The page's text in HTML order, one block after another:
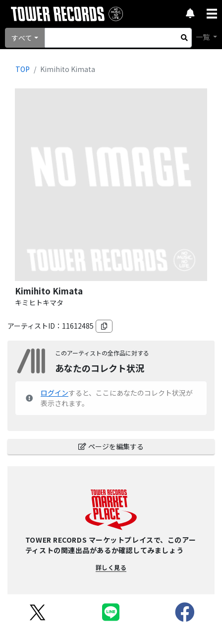
すべて 一覧
TOP Kimihito Kimata
Kimihito Kimata
キミヒトキマタ
アーティストID： 11612485
このアーティストの全作品に対する
あなたのコレクト状況
ログインすると、ここにあなたのコレクト状況が
表示されます。
ページを編集する
TOWER RECORDS マーケットプレイスで、このアー
ティストの関連出品があるか確認してみましょう
詳しく見る